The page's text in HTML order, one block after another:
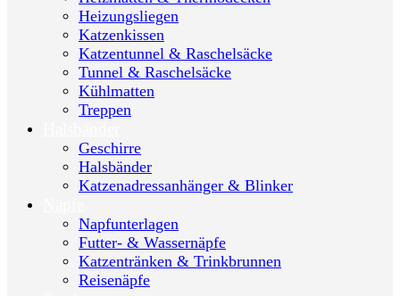
Heizungsliegen
Katzenkissen
Katzentunnel & Raschelsäcke
Tunnel & Raschelsäcke
Kühlmatten
Treppen
Geschirre
Halsbänder
Katzenadressanhänger & Blinker
Napfunterlagen
Futter- & Wassernäpfe
Katzentränken & Trinkbrunnen
Reisenäpfe